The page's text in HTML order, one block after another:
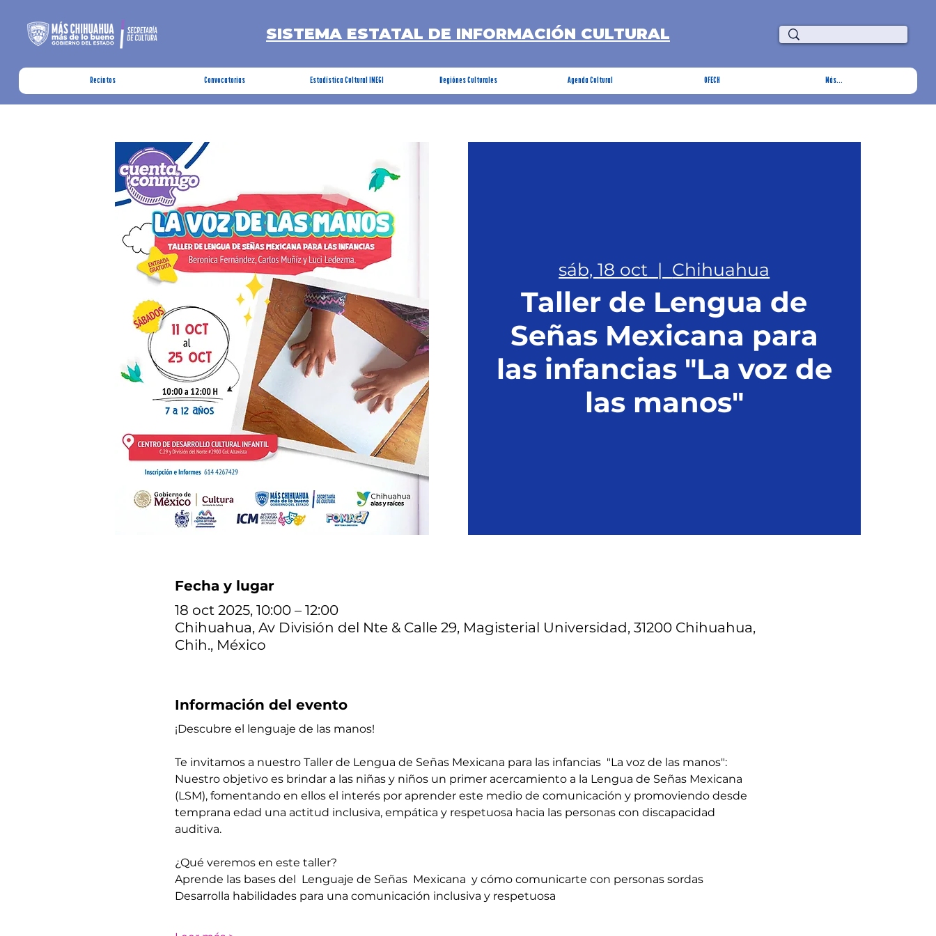
SISTEMA ESTATAL DE INFORMACIÓN CULTURAL
Recintos Convocatorias Estadística Cultural INEGI Regiónes Culturales Agenda Cultural OFECH Más...
sáb, 18 oct
  |
Chihuahua
Taller de Lengua de
Señas Mexicana para
las infancias "La voz de
las manos"
Fecha y lugar
18 oct 2025, 10:00 – 12:00
Chihuahua, Av División del Nte & Calle 29, Magisterial Universidad, 31200 Chihuahua,
Chih., México
Información del evento
¡Descubre el lenguaje de las manos!
Te invitamos a nuestro Taller de Lengua de Señas Mexicana para las infancias  "La voz de las manos":
Nuestro objetivo es brindar a las niñas y niños un primer acercamiento a la Lengua de Señas Mexicana
(LSM), fomentando en ellos el interés por aprender este medio de comunicación y promoviendo desde
temprana edad una actitud inclusiva, empática y respetuosa hacia las personas con discapacidad
auditiva.
¿Qué veremos en este taller?
​Aprende las bases del  Lenguaje de Señas  Mexicana  y cómo comunicarte con personas sordas
​Desarrolla habilidades para una comunicación inclusiva y respetuosa